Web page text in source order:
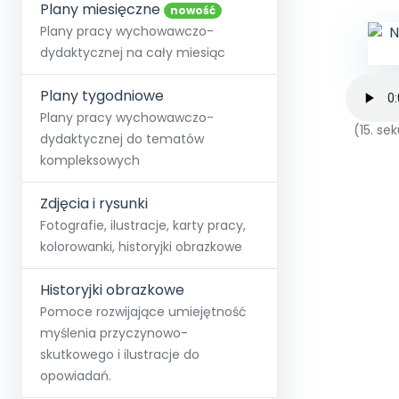
Społeczność
+48 12 631 04 10
kontakt@blizejprzedszkola.pl
O miesięczniku
Strona główna
O Akademii
Akademia
Poznaj pakiet MAX
Testuj przez 7 dni Pełen
Wszystkie projekty
Skontaktuj się
Dodaj wpis
Plany miesięczne nowość
Plany pracy wychowawczo-
dydaktycznej na cały miesiąc
Plany tygodniowe
Plany pracy wychowawczo-
dydaktycznej do tematów
kompleksowych
Zdjęcia i rysunki
Fotografie, ilustracje, karty pracy,
kolorowanki, historyjki obrazkowe
Historyjki obrazkowe
Pomoce rozwijające umiejętność
myślenia przyczynowo-
skutkowego i ilustracje do
opowiadań.
(15.